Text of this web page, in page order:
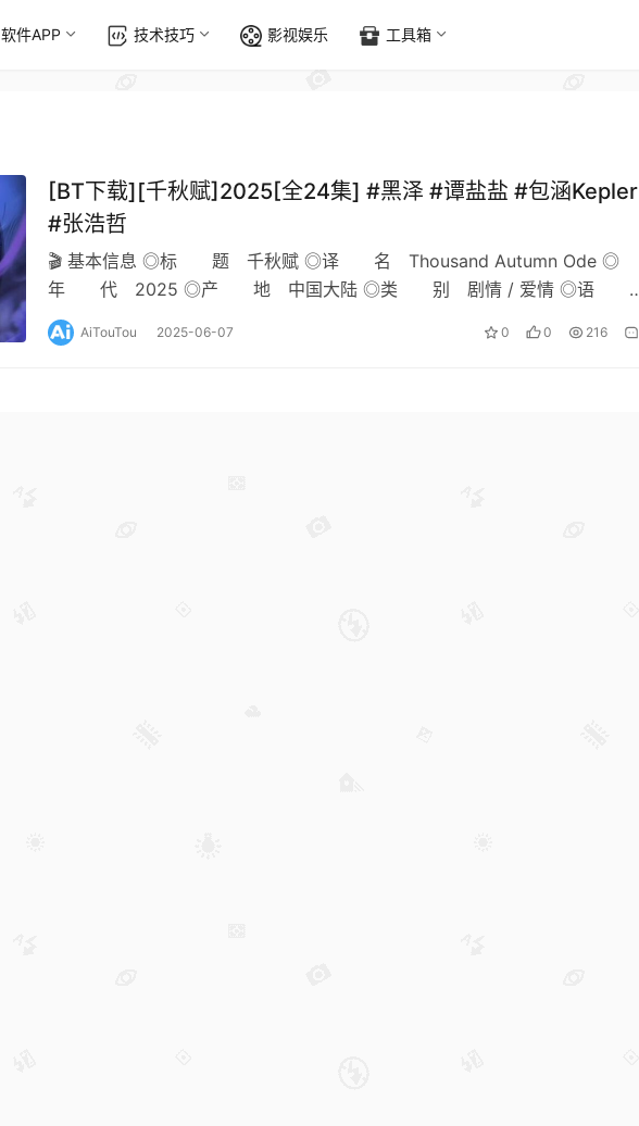
软件APP 技术技巧 影视娱乐 工具箱
[BT下载][千秋赋]2025[全24集] #黑泽 #谭盐盐 #包涵Kepler
#张浩哲
🎬 基本信息 ◎标 题 千秋赋 ◎译 名 Thousand Autumn Ode ◎
年 代 2025 ◎产 地 中国大陆 ◎类 别 剧情 / 爱情 ◎语
言 汉语普通话…
AiTouTou 2025-06-07 0 0 216